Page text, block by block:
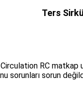
Ters
RC matkap
sorunları sorun